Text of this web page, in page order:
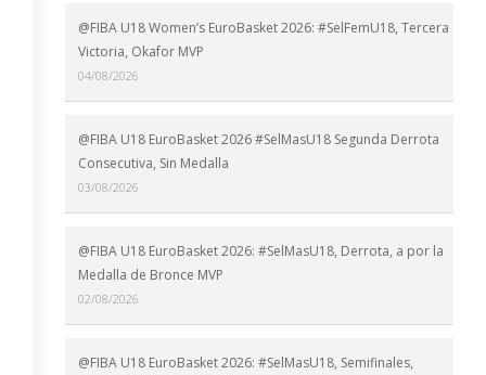
@FIBA U18 Women’s EuroBasket 2026: #SelFemU18, Tercera
Victoria, Okafor MVP
04/08/2026
@FIBA U18 EuroBasket 2026 #SelMasU18 Segunda Derrota
Consecutiva, Sin Medalla
03/08/2026
@FIBA U18 EuroBasket 2026: #SelMasU18, Derrota, a por la
Medalla de Bronce MVP
02/08/2026
@FIBA U18 EuroBasket 2026: #SelMasU18, Semifinales,